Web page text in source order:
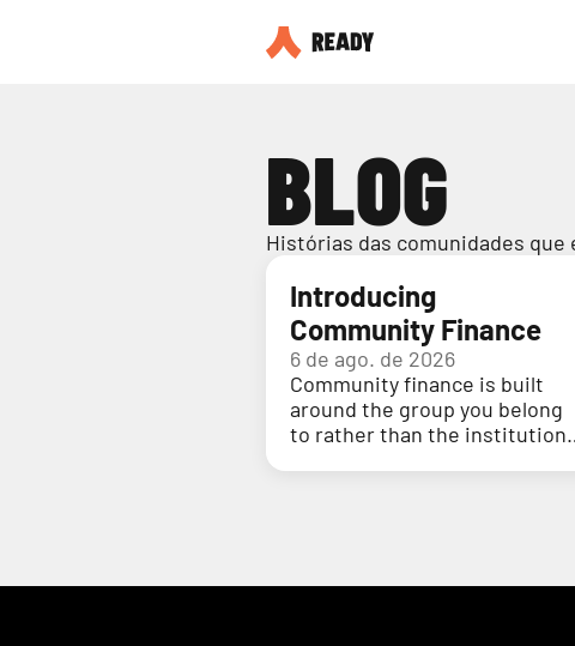
BLOG
Histórias das comunidades que
Introducing
Community Finance
6 de ago. de 2026
Community finance is built
around the group you belong
to rather than the institution